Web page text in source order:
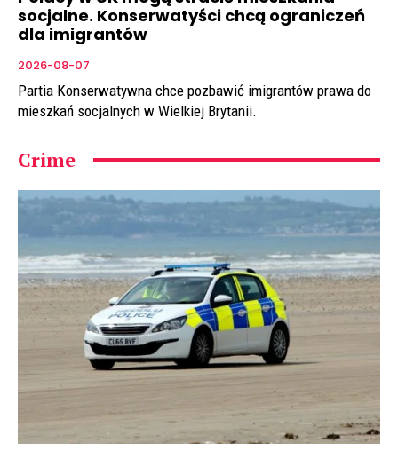
socjalne. Konserwatyści chcą ograniczeń
dla imigrantów
2026-08-07
Partia Konserwatywna chce pozbawić imigrantów prawa do
mieszkań socjalnych w Wielkiej Brytanii.
Crime